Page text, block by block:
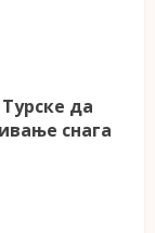
да
снага